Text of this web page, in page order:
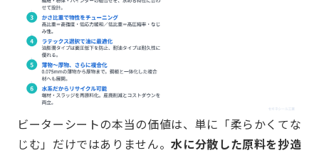
ビーターシートの本当の価値は、単に「柔らかくてな
じむ」だけではありません。水に分散した原料を抄造